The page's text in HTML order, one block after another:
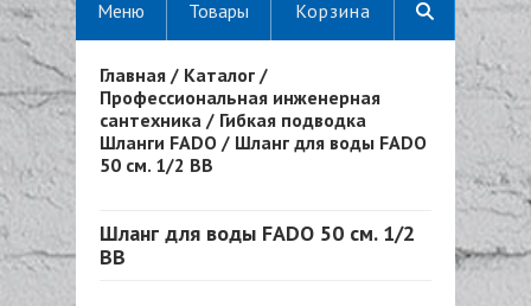
Корзина
Меню Товары
Вы здесь
Главная / Каталог /
Профессиональная инженерная
сантехника / Гибкая подводка
Шланги FADO / Шланг для воды FADO
50 см. 1/2 ВВ
Шланг для воды FADO 50 см. 1/2
ВВ